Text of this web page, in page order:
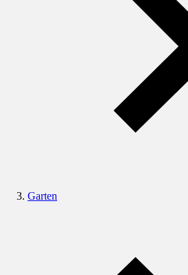
Garten